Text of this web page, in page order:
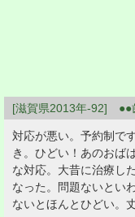
[滋賀県2013年-92]
対応が悪い。予約制で
き。ひどい！あのおば
な対応。大昔に治療し
なった。問題ないとい
ないとほんとひどい。